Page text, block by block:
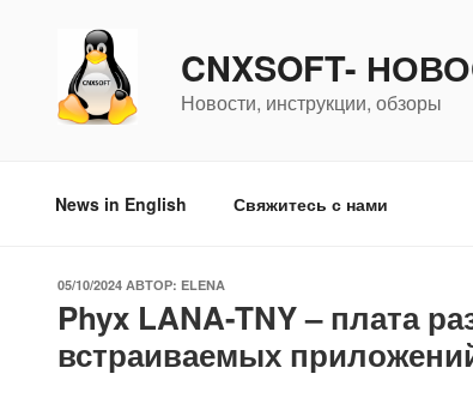
содержимому
CNXSOFT-
Новости, инструкции, обзоры
News in English Свяжитесь с нами
ОПУБЛИКОВАНО
05/10/2024 АВТОР: ELENA
Phyx LANA-TNY – плата
встраиваемых